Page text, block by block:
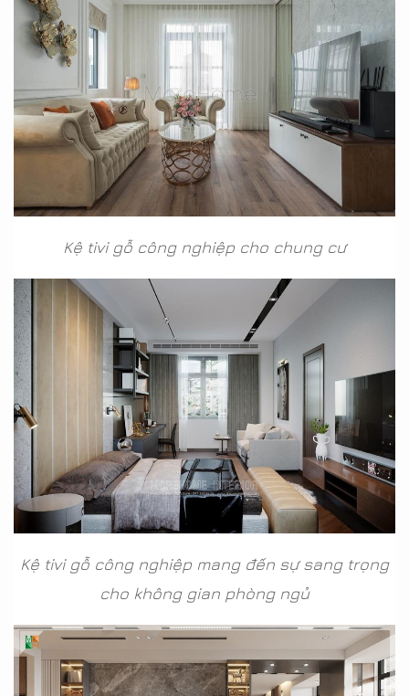
Kệ tivi gỗ công nghiệp cho chung cư
Kệ tivi gỗ công nghiệp mang đến sự sang trọng
cho không gian phòng ngủ